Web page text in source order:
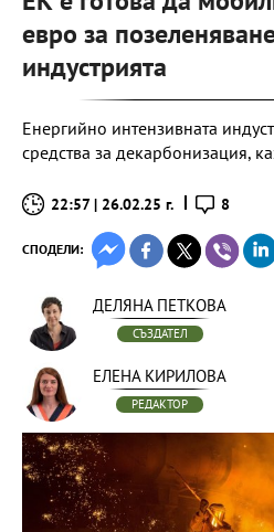
евро за
индустрията
Енергийно интензивната
средства за декарбонизация,
22:57 | 26.02.25 г. 8
СПОДЕЛИ:
ДЕЛЯНА ПЕТКОВА
СЪЗДАТЕЛ
ЕЛЕНА КИРИЛОВА
РЕДАКТОР